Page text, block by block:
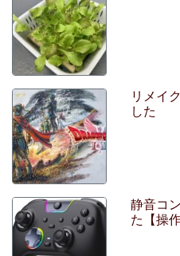
リメイ
した
静音コ
た【操